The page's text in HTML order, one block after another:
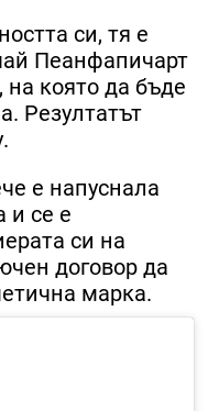
си, тя е
Пеанфапичарт
на която да бъде
Резултатът
е напуснала
и се е
си на
договор да
марка.